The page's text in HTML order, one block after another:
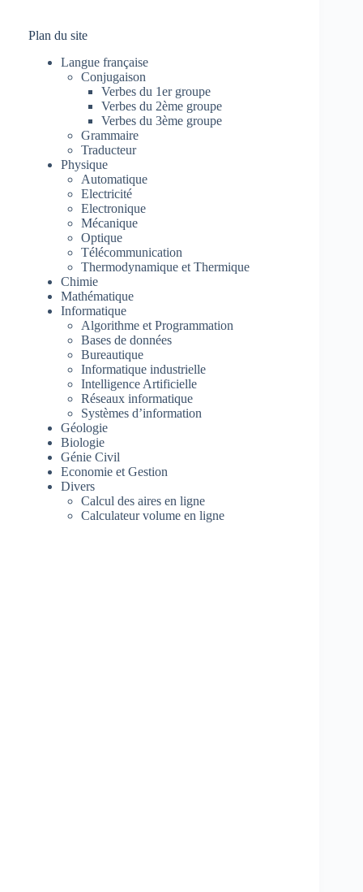
Plan du site
Langue française
Conjugaison
Verbes du 1er groupe
Verbes du 2ème groupe
Verbes du 3ème groupe
Grammaire
Traducteur
Physique
Automatique
Electricité
Electronique
Mécanique
Optique
Télécommunication
Thermodynamique et Thermique
Chimie
Mathématique
Informatique
Algorithme et Programmation
Bases de données
Bureautique
Informatique industrielle
Intelligence Artificielle
Réseaux informatique
Systèmes d’information
Géologie
Biologie
Génie Civil
Economie et Gestion
Divers
Calcul des aires en ligne
Calculateur volume en ligne